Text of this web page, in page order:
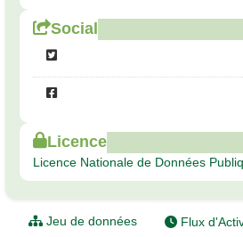
Social
Licence
Licence Nationale de Données
Jeu de données Flux